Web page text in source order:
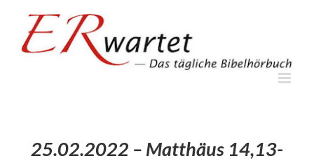
springen
25.02.2022 – Matthäus 14,13-